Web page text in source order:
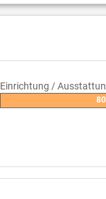
Einrichtung /